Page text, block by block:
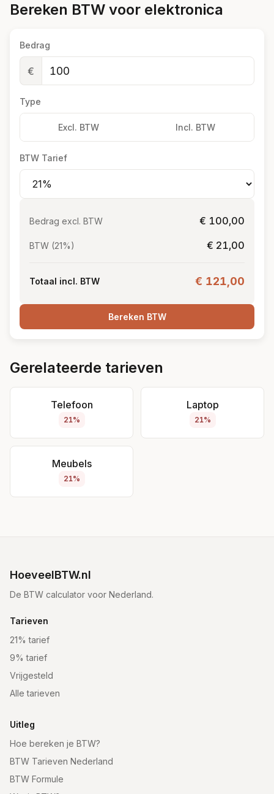
Bereken BTW voor elektronica
Bedrag
€
Type
Excl. BTW Incl. BTW
BTW Tarief
Bedrag excl. BTW € 100,00
BTW (21%) € 21,00
Totaal incl. BTW € 121,00
Bereken BTW
Gerelateerde tarieven
Telefoon
21%
Laptop
21%
Meubels
21%
HoeveelBTW.nl
De BTW calculator voor Nederland.
Tarieven
21% tarief
9% tarief
Vrijgesteld
Alle tarieven
Uitleg
Hoe bereken je BTW?
BTW Tarieven Nederland
BTW Formule